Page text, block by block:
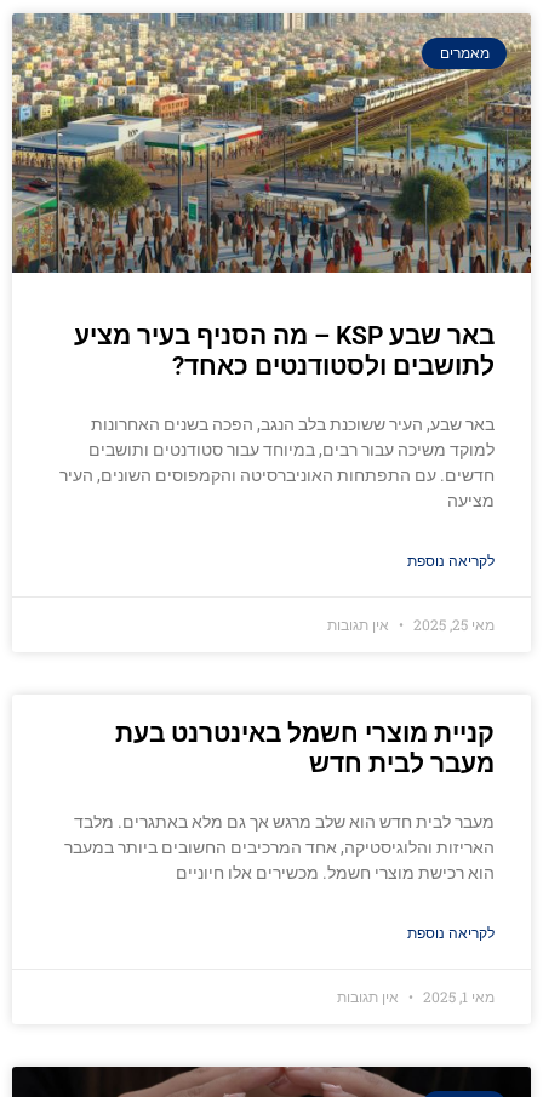
מאמרים
באר שבע KSP – מה הסניף בעיר מציע
לתושבים ולסטודנטים כאחד?
באר שבע, העיר ששוכנת בלב הנגב, הפכה בשנים האחרונות
למוקד משיכה עבור רבים, במיוחד עבור סטודנטים ותושבים
חדשים. עם התפתחות האוניברסיטה והקמפוסים השונים, העיר
מציעה
לקריאה נוספת
מאי 25, 2025 אין תגובות
קניית מוצרי חשמל באינטרנט בעת
מעבר לבית חדש
מעבר לבית חדש הוא שלב מרגש אך גם מלא באתגרים. מלבד
האריזות והלוגיסטיקה, אחד המרכיבים החשובים ביותר במעבר
הוא רכישת מוצרי חשמל. מכשירים אלו חיוניים
לקריאה נוספת
מאי 1, 2025 אין תגובות